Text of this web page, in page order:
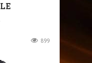
899